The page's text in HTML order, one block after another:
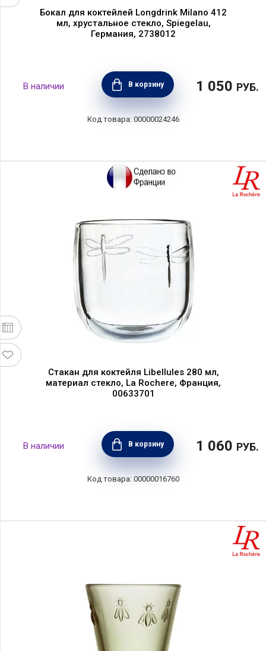
Бокал для коктейлей Longdrink Milano 412
мл, хрустальное стекло, Spiegelau,
Германия, 2738012
В корзину 1 050 РУБ.
00000024246
Стакан для коктейля Libellules 280 мл,
материал стекло, La Rochere, Франция,
00633701
В корзину 1 060 РУБ.
00000016760